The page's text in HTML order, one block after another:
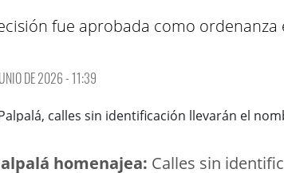
fue aprobada como
DE 2026 - 11:39
homenajea: Calles sin